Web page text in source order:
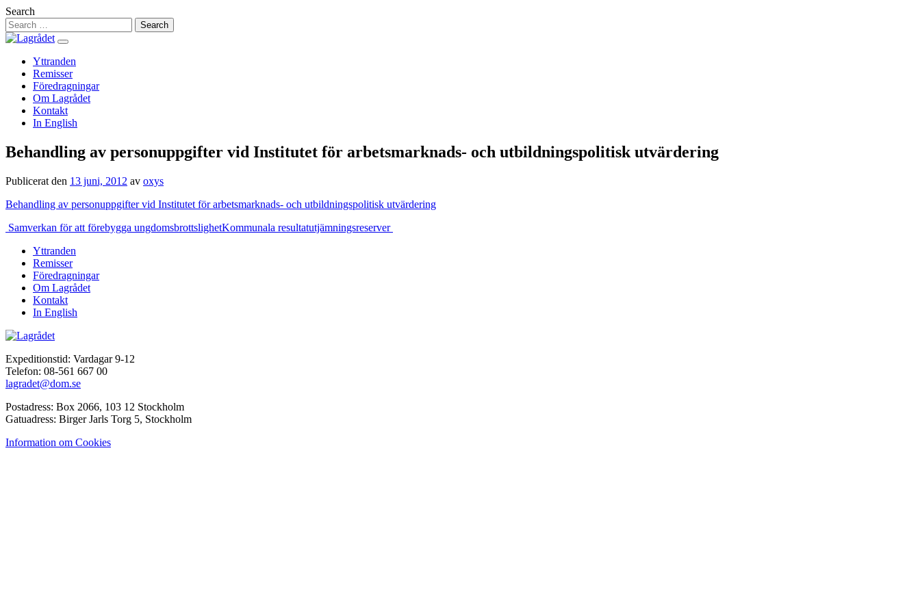
Hoppa
till
innehåll
Search
Yttranden
Remisser
Föredragningar
Om Lagrådet
Kontakt
In English
Behandling av personuppgifter vid Institutet för arbetsmarknads- och utbildningspolitisk utvärdering
Publicerat den 13 juni, 2012 av oxys
Behandling av personuppgifter vid Institutet för arbetsmarknads- och utbildningspolitisk utvärdering
Inläggsnavigering
Samverkan för att förebygga ungdomsbrottslighetKommunala resultatutjämningsreserver
Yttranden
Remisser
Föredragningar
Om Lagrådet
Kontakt
In English
Expeditionstid: Vardagar 9-12
Telefon: 08-561 667 00
lagradet@dom.se
Postadress: Box 2066, 103 12 Stockholm
Gatuadress: Birger Jarls Torg 5, Stockholm
Information om Cookies